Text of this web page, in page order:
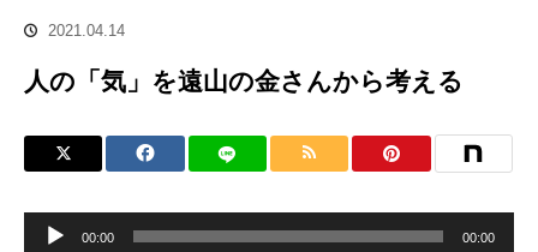
2021.04.14
人の「気」を遠山の金さんから考える
00:00 00:00